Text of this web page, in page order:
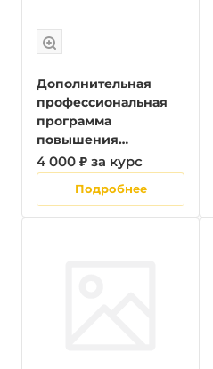
Дополнительная
профессиональная
программа
повышения
квалификации для
руководителей
эксплуатирующих и
управляющих
4 000 ₽ за курс
Подробнее